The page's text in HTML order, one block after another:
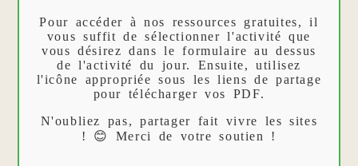
Pour accéder à nos ressources gratuites, il
vous suffit de sélectionner l'activité que
vous désirez dans le formulaire au dessus
de l'activité du jour. Ensuite, utilisez
l'icône appropriée sous les liens de partage
pour télécharger vos PDF.
N'oubliez pas, partager fait vivre les sites
! 😊 Merci de votre soutien !